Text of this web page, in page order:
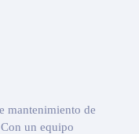
mantenimiento de
un equipo